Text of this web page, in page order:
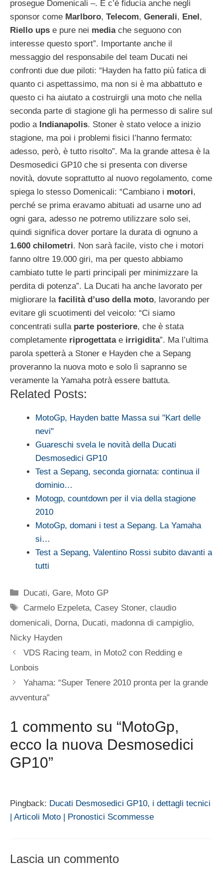
prosegue Domenicali –. E c’è fiducia anche negli
sponsor come Marlboro, Telecom, Generali, Enel ,
Riello ups e pure nei mediache seguono con
interesse questo sport”. Importante anche il
messaggio del responsabile del team Ducati nei
confronti due due piloti: “Hayden ha fatto più fatica di
quanto ci aspettassimo, ma non si è ma abbattuto e
questo ci ha aiutato a costruirgli una moto che nella
seconda parte di stagione gli ha permesso di salire sul
podio a Indianapolis. Stoner è stato veloce a inizio
stagione, ma poi i problemi fisici l’hanno fermato:
adesso, però, è tutto risolto”. Ma la grande attesa è la
Desmosedici GP10 che si presenta con diverse
novità, dovute soprattutto al nuovo regolamento, come
spiega lo stesso Domenicali: “Cambiano i motori,
perché se prima eravamo abituati ad usarne uno ad
ogni gara, adesso ne potremo utilizzare solo sei,
quindi significa dover portare la durata di ognuno a
1.600 chilometri. Non sarà facile, visto che i motori
fanno oltre 19.000 giri, ma per questo abbiamo
cambiato tutte le parti principali per minimizzare la
perdita di potenza”. La Ducati ha anche lavorato per
migliorare la facilità d’uso della moto, lavorando per
evitare gli scuotimenti del veicolo: “Ci siamo
concentrati sulla parte posteriore, che è stata
completamente riprogettatae irrigidita”. Ma l’ultima
parola spetterà a Stoner e Hayden che a Sepang
proveranno la nuova moto e solo lì sapranno se
veramente la Yamaha potrà essere battuta.
Related Posts:
MotoGp, Hayden batte Massa sui "Kart delle
nevi"
Guareschi svela le novità della Ducati
Desmosedici GP10
Test a Sepang, seconda giornata: continua il
dominio…
Motogp, countdown per il via della stagione
2010
MotoGp, domani i test a Sepang. La Yamaha
si…
Test a Sepang, Valentino Rossi subito davanti a
tutti
Categorie
Ducati, Gare, Moto GP
Tag
Carmelo Ezpeleta, Casey Stoner,claudio
domenicali, Dorna, Ducati, madonna di campiglio,
Nicky Hayden
VDS Racing team, in Moto2 con Redding e
Lonbois
Yahama: “Super Tenere 2010 pronta per la grande
avventura”
1 commento su “MotoGp,
ecco la nuova Desmosedici
GP10”
Pingback: Ducati Desmosedici GP10, i dettagli tecnici
| Articoli Moto | Pronostici Scommesse
Lascia un commento